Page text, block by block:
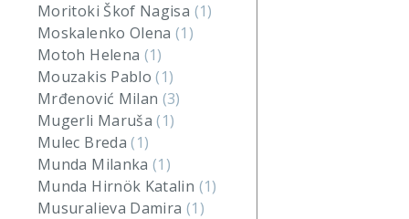
Moritoki Škof Nagisa (1)
Moskalenko Olena(1)
Motoh Helena (1)
Mouzakis Pablo(1)
Mrđenović Milan (3)
Mugerli Maruša(1)
Mulec Breda(1)
Munda Milanka(1)
Munda Hirnök Katalin (1)
Musuralieva Damira (1)